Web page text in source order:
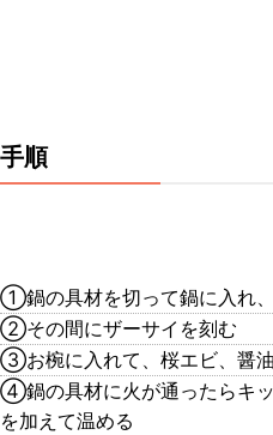
手順
①鍋の具材を切って鍋に入れ
②その間にザーサイを刻む
③お椀に入れて、桜エビ、醤
④鍋の具材に火が通ったらキ
を加えて温める